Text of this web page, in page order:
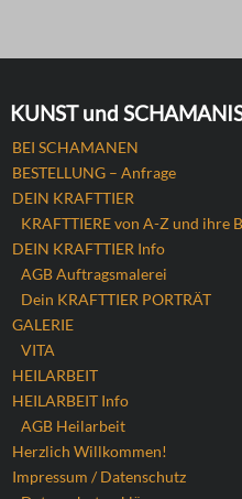
KUNST und
BEI SCHAMANEN
BESTELLUNG – Anfrage
DEIN KRAFTTIER
KRAFTTIERE von A-Z und ihre
DEIN KRAFTTIER Info
AGB Auftragsmalerei
Dein KRAFTTIER PORTRÄT
GALERIE
VITA
HEILARBEIT
HEILARBEIT Info
AGB Heilarbeit
Herzlich Willkommen!
Impressum / Datenschutz